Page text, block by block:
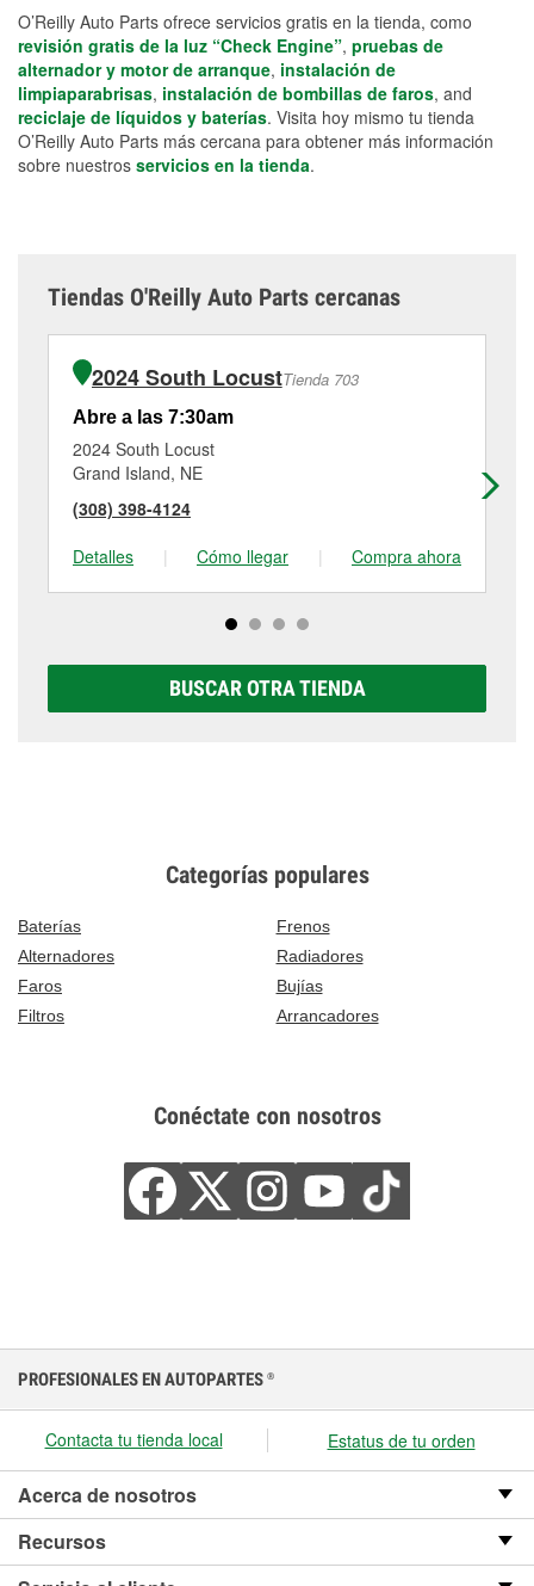
O’Reilly Auto Parts ofrece servicios gratis en la tienda, como
revisión gratis de la luz “Check Engine”, pruebas de
alternador y motor de arranque, instalación de
limpiaparabrisas, instalación de bombillas de faros, and
reciclaje de líquidos y baterías. Visita hoy mismo tu tienda
O’Reilly Auto Parts más cercana para obtener más información
sobre nuestros servicios en la tienda.
Tiendas O'Reilly Auto Parts cercanas
2024 South LocustTienda 703
Abre a las 7:30am
2024 South Locust
Grand Island, NE
(308) 398-4124
Detalles
| Cómo llegar | Compra ahora
BUSCAR OTRA TIENDA
Categorías populares
Baterías
Frenos
Alternadores
Radiadores
Faros
Bujías
Filtros
Arrancadores
Conéctate con nosotros
PROFESIONALES EN AUTOPARTES ®
Contacta tu tienda local Estatus de tu orden
Acerca de nosotros
Recursos